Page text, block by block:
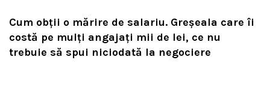
Cum obții o mărire de salariu. Greșeala care îi
costă pe mulți angajați mii de lei, ce nu
trebuie să spui niciodată la negociere